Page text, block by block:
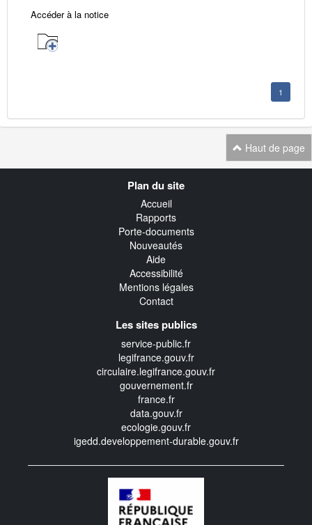
Accéder à la notice
1
Haut de page
Plan du site
Accueil
Rapports
Porte-documents
Nouveautés
Aide
Accessibilité
Mentions légales
Contact
Les sites publics
service-public.fr
legifrance.gouv.fr
circulaire.legifrance.gouv.fr
gouvernement.fr
france.fr
data.gouv.fr
ecologie.gouv.fr
igedd.developpement-durable.gouv.fr